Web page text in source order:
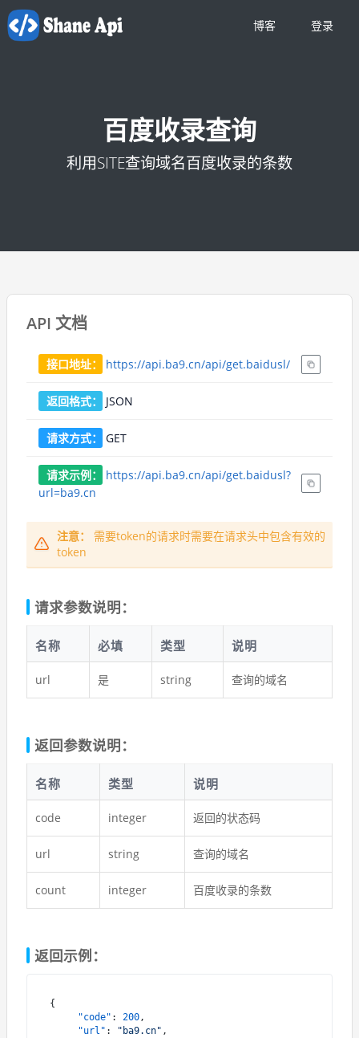
博客 登录
百度收录查询
利用SITE查询域名百度收录的条数
API 文档
接口地址： https://api.ba9.cn/api/get.baidusl/
返回格式： JSON
请求方式： GET
请求示例：
https://api.ba9.cn/api/get.baidusl?
url=ba9.cn
注意：
需要token的请求时需要在请求头中包含有效的
token
请求参数说明：
名称 必填 类型 说明
url 是 string 查询的域名
返回参数说明：
名称 类型 说明
code integer 返回的状态码
url string 查询的域名
count integer 百度收录的条数
返回示例：
{
"code" : 200,
"url" : "ba9.cn" ,